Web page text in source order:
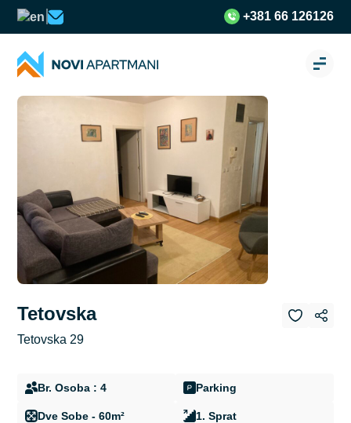
+381 66 126126
Tetovska
Tetovska 29
Br. Osoba : 4 Parking
Dve Sobe - 60m² 1. Sprat